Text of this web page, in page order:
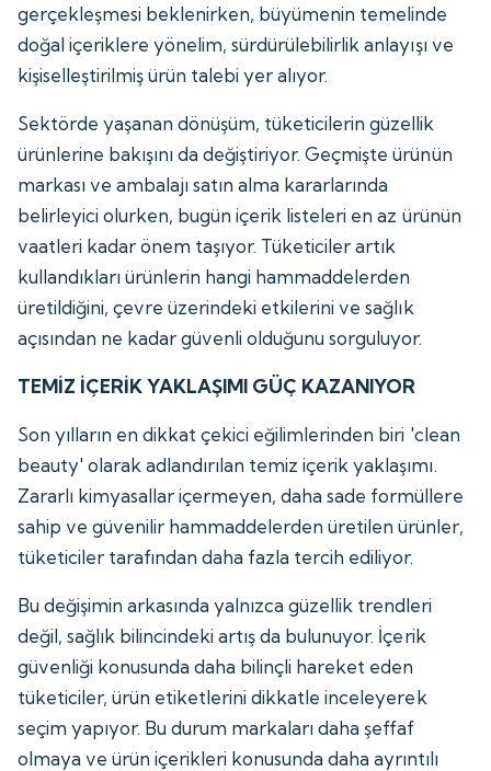
gerçekleşmesi beklenirken, büyümenin temelinde
doğal içeriklere yönelim, sürdürülebilirlik anlayışı ve
kişiselleştirilmiş ürün talebi yer alıyor.
Sektörde yaşanan dönüşüm, tüketicilerin güzellik
ürünlerine bakışını da değiştiriyor. Geçmişte ürünün
markası ve ambalajı satın alma kararlarında
belirleyici olurken, bugün içerik listeleri en az ürünün
vaatleri kadar önem taşıyor. Tüketiciler artık
kullandıkları ürünlerin hangi hammaddelerden
üretildiğini, çevre üzerindeki etkilerini ve sağlık
açısından ne kadar güvenli olduğunu sorguluyor.
TEMİZ İÇERİK YAKLAŞIMI GÜÇ KAZANIYOR
Son yılların en dikkat çekici eğilimlerinden biri 'clean
beauty' olarak adlandırılan temiz içerik yaklaşımı.
Zararlı kimyasallar içermeyen, daha sade formüllere
sahip ve güvenilir hammaddelerden üretilen ürünler,
tüketiciler tarafından daha fazla tercih ediliyor.
Bu değişimin arkasında yalnızca güzellik trendleri
değil, sağlık bilincindeki artış da bulunuyor. İçerik
güvenliği konusunda daha bilinçli hareket eden
tüketiciler, ürün etiketlerini dikkatle inceleyerek
seçim yapıyor. Bu durum markaları daha şeffaf
olmaya ve ürün içerikleri konusunda daha ayrıntılı